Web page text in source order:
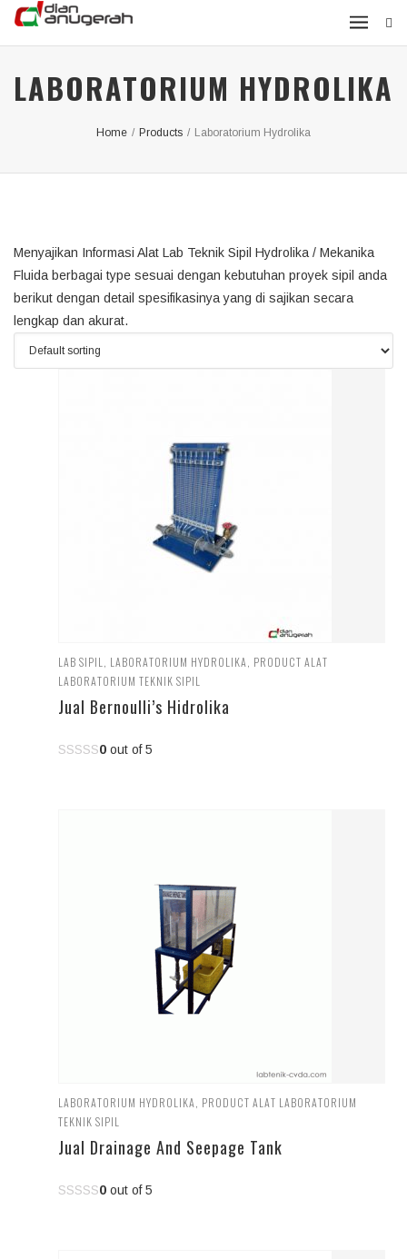
LABORATORIUM HYDROLIKA
Home / Products / Laboratorium Hydrolika
Menyajikan Informasi Alat Lab Teknik Sipil Hydrolika / Mekanika
Fluida berbagai type sesuai dengan kebutuhan proyek sipil anda
berikut dengan detail spesifikasinya yang di sajikan secara
lengkap dan akurat.
LAB SIPIL LABORATORIUM HYDROLIKA PRODUCT ALAT
LABORATORIUM TEKNIK SIPIL
Jual Bernoulli’s Hidrolika
0 out of 5
LABORATORIUM HYDROLIKA PRODUCT ALAT LABORATORIUM
TEKNIK SIPIL
Jual Drainage And Seepage Tank
0 out of 5